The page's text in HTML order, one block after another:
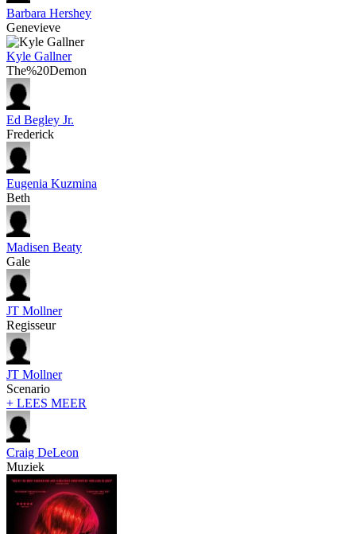
Barbara Hershey
Genevieve
Kyle Gallner
The%20Demon
Ed Begley Jr.
Frederick
Eugenia Kuzmina
Beth
Madisen Beaty
Gale
JT Mollner
Regisseur
JT Mollner
Scenario
+ LEES MEER
Craig DeLeon
Muziek